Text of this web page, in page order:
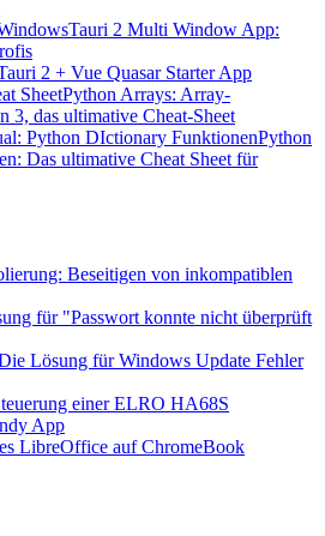
Tauri 2 Multi Window App:
2 + Vue Quasar Starter App
Python Arrays: Array-
3, das ultimative Cheat-Sheet
Python
Das ultimative Cheat Sheet für
Beseitigen von inkompatiblen
für "Passwort konnte nicht überprüft
Lösung für Windows Update Fehler
einer ELRO HA68S
App
LibreOffice auf ChromeBook